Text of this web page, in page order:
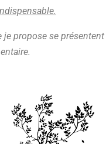
je propose se